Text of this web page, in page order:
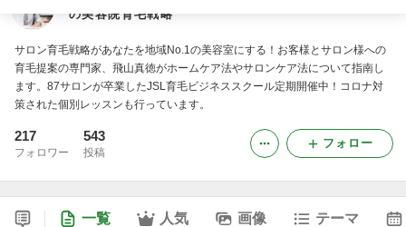
の美容院育毛戦略
サロン育毛戦略があなたを地域No.1の美容室にする！お客様とサロン様への
育毛提案の専門家、飛山真徳がホームケア法やサロンケア法について指南し
ます。87サロンが卒業したJSL育毛ビジネススクール定期開催中！コロナ対
策された個別レッスンも行っています。
217
フォロワー
543
投稿
フォロー
一覧 人気 画像 テーマ